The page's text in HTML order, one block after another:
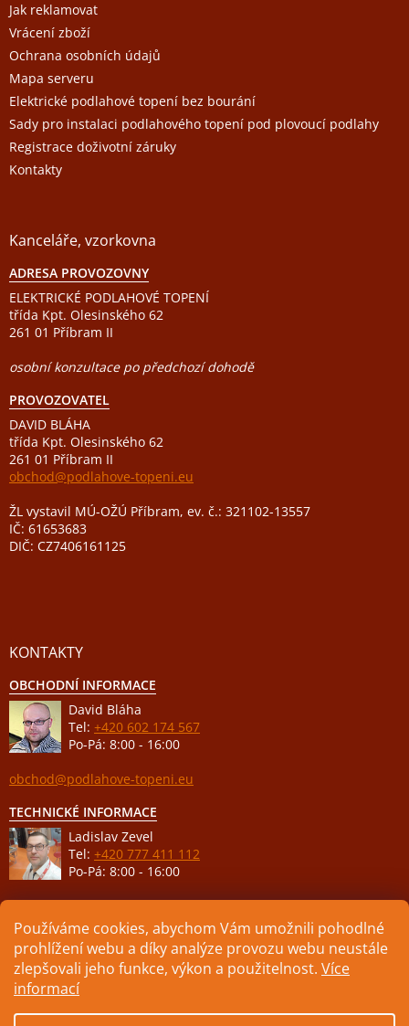
Používáme cookies, abychom Vám umožnili pohodlné
prohlížení webu a díky analýze provozu webu neustále
zlepšovali jeho funkce, výkon a použitelnost. Více
informací
Jak reklamovat
Vrácení zboží
Ochrana osobních údajů
Mapa serveru
Elektrické podlahové topení bez bourání
Sady pro instalaci podlahového topení pod plovoucí podlahy
Registrace doživotní záruky
Kontakty
Kanceláře, vzorkovna
ADRESA PROVOZOVNY
ELEKTRICKÉ PODLAHOVÉ TOPENÍ
třída Kpt. Olesinského 62
261 01 Příbram II
osobní konzultace po předchozí dohodě
PROVOZOVATEL
DAVID BLÁHA
třída Kpt. Olesinského 62
261 01 Příbram II
obchod@podlahove-topeni.eu
ŽL vystavil MÚ-OŽÚ Příbram, ev. č.: 321102-13557
IČ: 61653683
DIČ: CZ7406161125
KONTAKTY
OBCHODNÍ INFORMACE
David Bláha
Tel: +420 602 174 567
Po-Pá: 8:00 - 16:00
obchod@podlahove-topeni.eu
TECHNICKÉ INFORMACE
Ladislav Zevel
Tel: +420 777 411 112
Po-Pá: 8:00 - 16:00
podpora@podlahove-topeni.eu